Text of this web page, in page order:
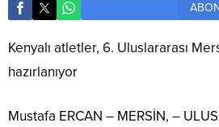
Kenyalı atletler, 6. Uluslararası
hazırlanıyor
Mustafa ERCAN – MERSİN, –